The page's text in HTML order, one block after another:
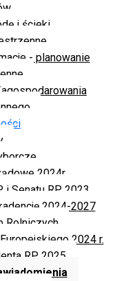
i ścieki
- planowanie
2024r.
i Senatu RP 2023
2024-2027
Rolniczych
2024 r.
RP 2025